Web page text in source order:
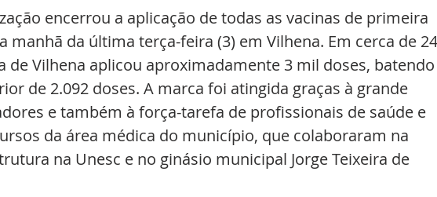
encerrou a aplicação de todas as vacinas de primeira
manhã da última terça-feira (3) em Vilhena. Em cerca de
de Vilhena aplicou aproximadamente 3 mil doses,
de 2.092 doses. A marca foi atingida graças à grande
e também à força-tarefa de profissionais de saúde e
da área médica do município, que colaboraram na
na Unesc e no ginásio municipal Jorge Teixeira de